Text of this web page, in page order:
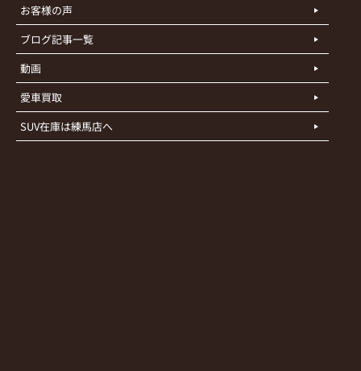
お客様の声
ブログ記事一覧
動画
愛車買取
SUV在庫は練馬店へ